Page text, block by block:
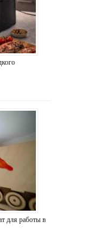
для работы в